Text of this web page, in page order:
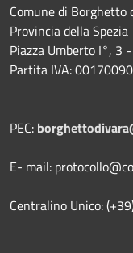
Comune di Borghetto
Provincia della Spezia
Piazza Umberto I°, 3
Partita IVA:
PEC:
E- mail:
Centralino Unico: